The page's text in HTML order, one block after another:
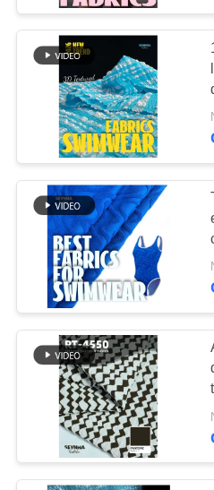
SOBRE
NOSOTROS
VIAJE
LA
FÁBRICA
CONTROL
CALIDAD
ÉNTRENOS
CONTACTO
Tela de
reciclada
tejido de
reciclado
Tela
Lycra